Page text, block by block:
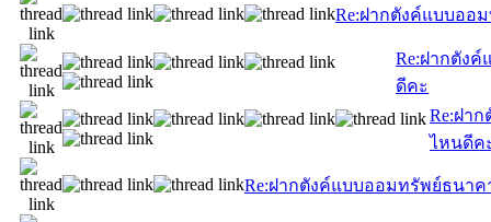
Re:ฝากตังค์แบบออ
Re:ฝากตัง
ดีคะ
Re:ฝา
ไหนดีค
Re:ฝากตังค์แบบออมทรัพย์ธนา